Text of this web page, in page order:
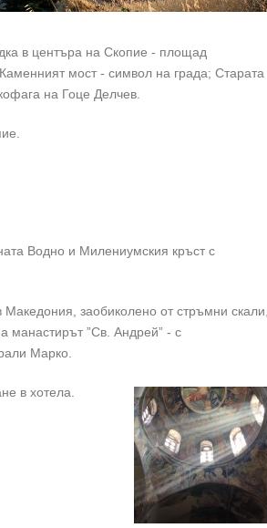
в центъра на Скопие - площад
мост - символ на града; Старата
на Гоце Делчев.
Водно и Милениумския кръст с
Македония, заобиколено от стръмни скали,
манастирът ”Св. Андрей” - с
Марко.
в хотела.